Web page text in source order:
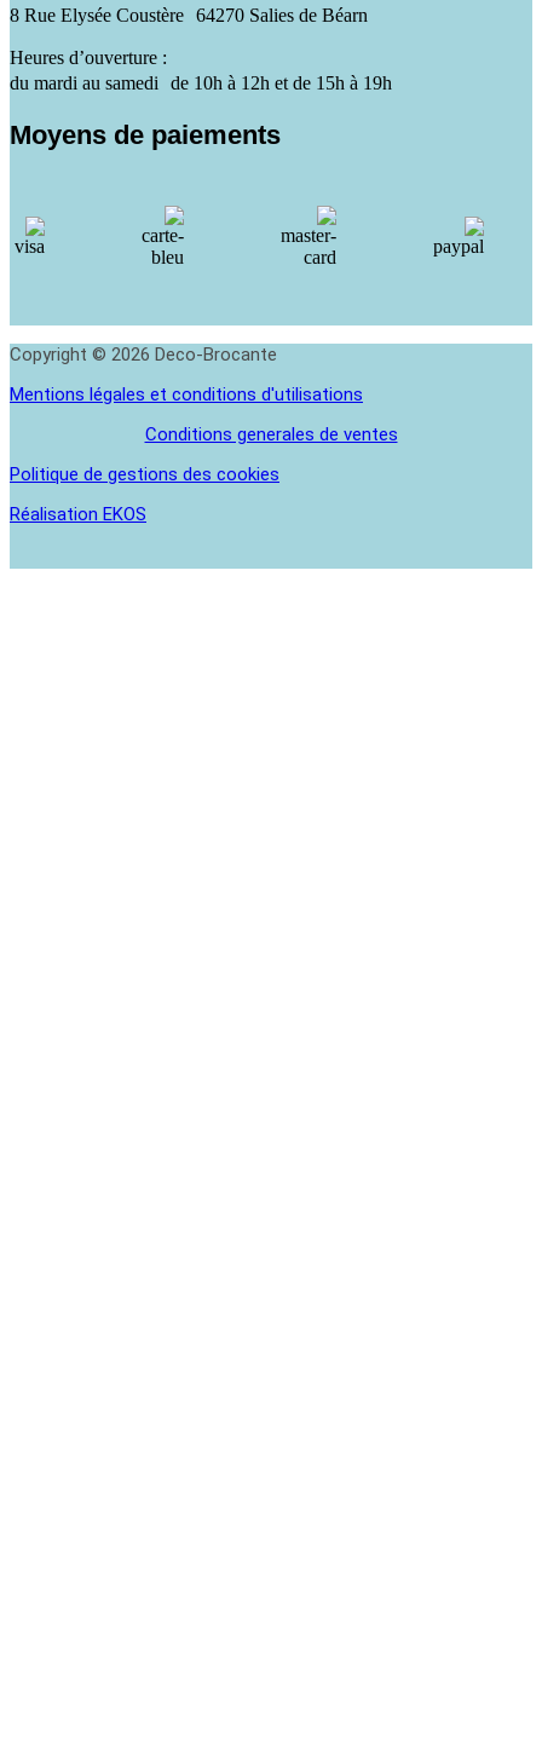
8 Rue Elysée Coustère 64270 Salies de Béarn
Heures d’ouverture :
du mardi au samedi de 10h à 12h et de 15h à 19h
Moyens de paiements
Copyright © 2026 Deco-Brocante
Mentions légales et conditions d'utilisations
Conditions generales de ventes
Politique de gestions des cookies
Réalisation EKOS